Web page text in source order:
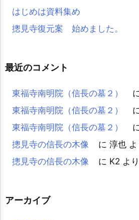
はじめは資料集め
摠見寺復元案 始めました。
最近のコメント
東福寺南明院（信長の墓２）
東福寺南明院（信長の墓２）
東福寺南明院（信長の墓２）
摠見寺の信長の木像
に 淳也 よ
摠見寺の信長の木像
に K2 より
アーカイブ